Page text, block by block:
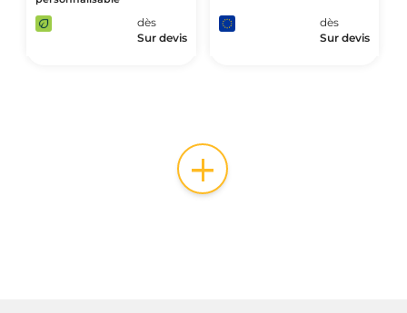
dès
Sur devis
dès
Sur devis
+